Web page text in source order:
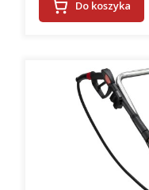
Do koszyka